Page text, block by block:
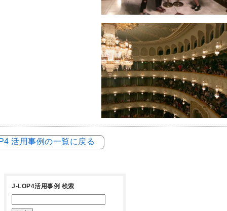
活用事例の一覧に戻る
J-LOP4活用事例 検索